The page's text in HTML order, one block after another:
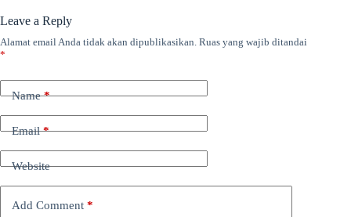
Leave a Reply
Alamat email Anda tidak akan dipublikasikan. Ruas yang wajib ditandai
*
Name*
Email*
Website
Add Comment *